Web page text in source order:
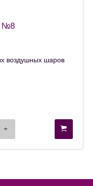
№8
воздушных шаров